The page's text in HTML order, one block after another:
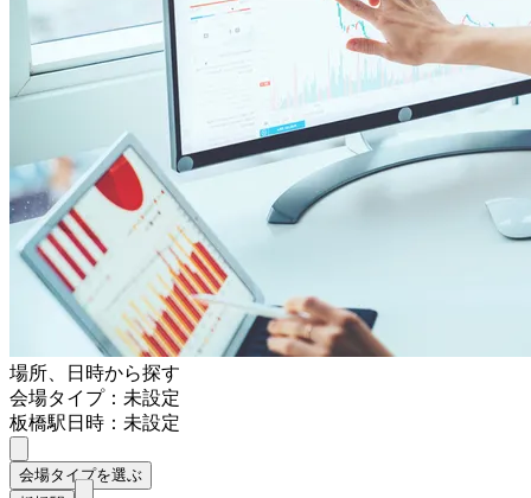
場所、日時から探す
会場タイプ：未設定
板橋駅日時：未設定
会場タイプを選ぶ